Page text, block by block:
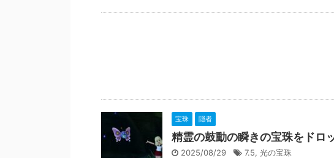
宝珠 隠者
精霊の鼓動の瞬きの宝珠をドロ
2025/08/29 7.5, 光の宝珠